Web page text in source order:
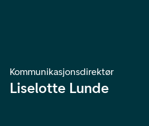
Kommunikasjonsdirektør
Liselotte Lunde